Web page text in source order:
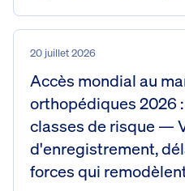
20 juillet 2026
Accès mondial au
orthopédiques 2026
classes de risque —
d'enregistrement,
forces qui